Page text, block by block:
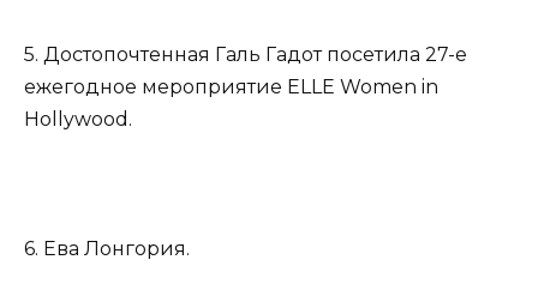
5. Достопочтенная Галь Гадот посетила 27-е
ежегодное мероприятие ELLE Women in
Hollywood.
6. Ева Лонгория.